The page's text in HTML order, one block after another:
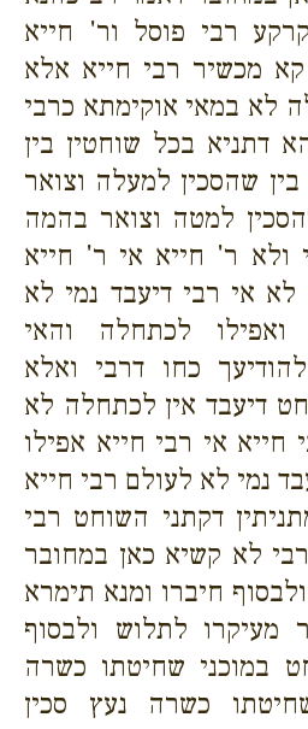
רבי פוסל ור' חייא
מכשיר רבי חייא אלא
לא במאי אוקימתא כרבי
דתניא בכל שוחטין בין
שהסכין למעלה וצואר
למטה וצואר בהמה
ולא ר' חייא אי ר' חייא
אי רבי דיעבד נמי לא
לכתחלה והאי
כחו דרבי ואלא
דיעבד אין לכתחלה לא
חייא אי רבי חייא אפילו
נמי לא לעולם רבי חייא
דקתני השוחט רבי
לא קשיא כאן במחובר
חיברו ומנא תימרא
מעיקרו לתלוש ולבסוף
במוכני שחיטתו כשרה
כשרה נעץ סכין